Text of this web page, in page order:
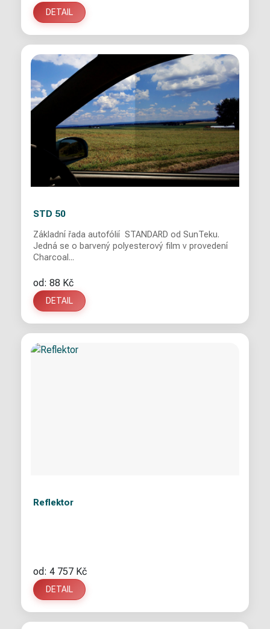
DETAIL
STD 50
Základní řada autofólií STANDARD od SunTeku.
Jedná se o barvený polyesterový film v provedení
Charcoal...
od: 88 Kč
DETAIL
Reflektor
od: 4 757 Kč
DETAIL